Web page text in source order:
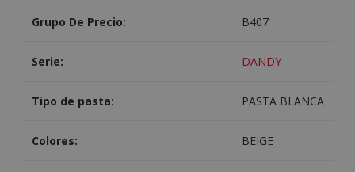
Grupo De Precio: B407
Serie: DANDY
Tipo de pasta: PASTA BLANCA
Colores: BEIGE